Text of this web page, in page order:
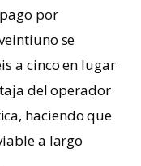
por
se
a cinco en lugar
del operador
haciendo que
a largo